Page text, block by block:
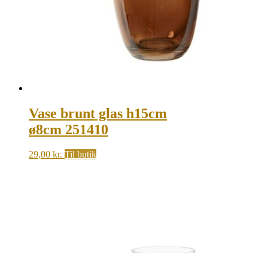
Vase brunt glas h15cm
ø8cm 251410
29,00 kr. Til butik